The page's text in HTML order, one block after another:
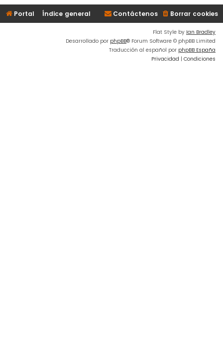
Portal Índice general Borrar cookies
Contáctenos
Flat Style by Ian Bradley
Desarrollado por phpBB® Forum Software © phpBB Limited
Traducción al español por phpBB España
Privacidad | Condiciones